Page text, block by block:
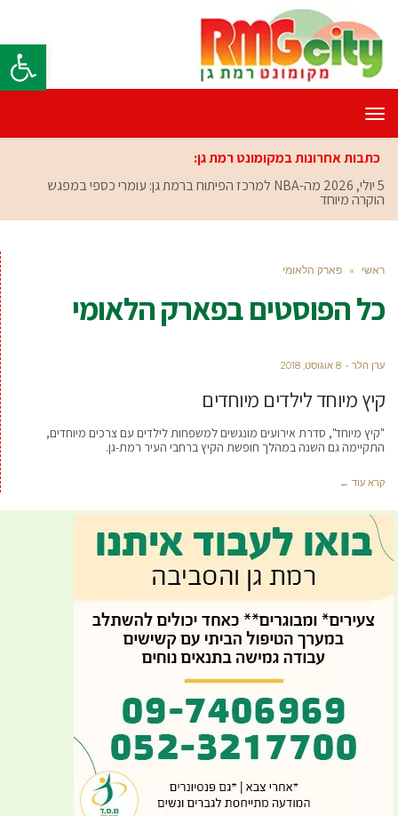
פתח
תפריט
כתבות אחרונות במקומונט רמת גן:
5 יולי, 2026
מה-NBA למרכז הפיתוח ברמת גן: עומרי כספי במפגש
הוקרה מיוחד
ראשי » פארק הלאומי
כל הפוסטים בפארק הלאומי
ערן הלר 8 אוגוסט, 2018
קיץ מיוחד לילדים מיוחדים
"קיץ מיוחד", סדרת אירועים מונגשים למשפחות לילדים עם צרכים מיוחדים,
התקיימה גם השנה במהלך חופשת הקיץ ברחבי העיר רמת-גן.
קרא עוד ←